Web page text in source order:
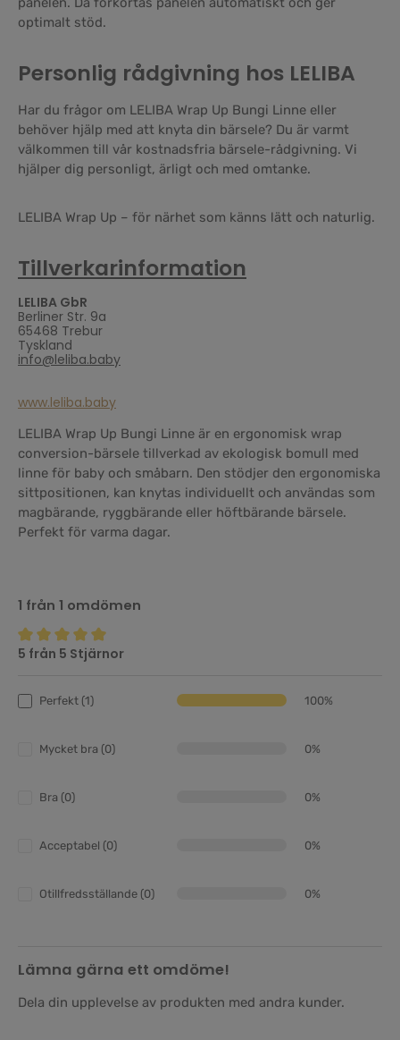
optimalt stöd.
Personlig rådgivning hos LELIBA
Har du frågor om LELIBA Wrap Up Bungi Linne eller
behöver hjälp med att knyta din bärsele? Du är varmt
välkommen till vår kostnadsfria bärsele-rådgivning. Vi
hjälper dig personligt, ärligt och med omtanke.
LELIBA Wrap Up – för närhet som känns lätt och naturlig.
Tillverkarinformation
LELIBA GbR
Berliner Str. 9a
65468 Trebur
Tyskland
info@leliba.baby
www.leliba.baby
LELIBA Wrap Up Bungi Linne är en ergonomisk wrap
conversion-bärsele tillverkad av ekologisk bomull med
linne för baby och småbarn. Den stödjer den ergonomiska
sittpositionen, kan knytas individuellt och användas som
magbärande, ryggbärande eller höftbärande bärsele.
Perfekt för varma dagar.
1 från 1 omdömen
Genomsnittligt betyg på 5 av 5 stjärnor
5 från 5 Stjärnor
Perfekt (1) 100%
Mycket bra (0) 0%
Bra (0) 0%
Acceptabel (0) 0%
Otillfredsställande (0) 0%
Lämna gärna ett omdöme!
Dela din upplevelse av produkten med andra kunder.